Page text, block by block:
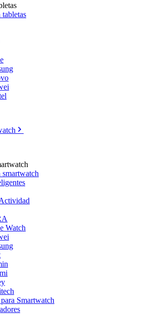
smartwatch
Watch
Smartwatch